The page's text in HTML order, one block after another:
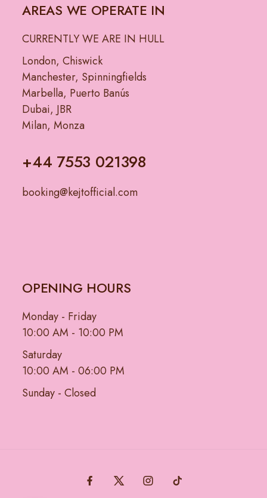
AREAS WE OPERATE IN
CURRENTLY WE ARE IN HULL
London, Chiswick
Manchester, Spinningfields
Marbella, Puerto Banús
Dubai, JBR
Milan, Monza
+44 7553 021398
booking@kejtofficial.com
OPENING HOURS
Monday - Friday
10:00 AM - 10:00 PM
Saturday
10:00 AM - 06:00 PM
Sunday - Closed